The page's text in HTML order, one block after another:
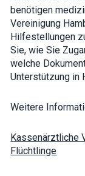
benötigen
Vereinigung
Hilfestellungen
Sie, wie Sie
welche
Unterstützung in
Weitere
Kassenärztliche
Flüchtlinge